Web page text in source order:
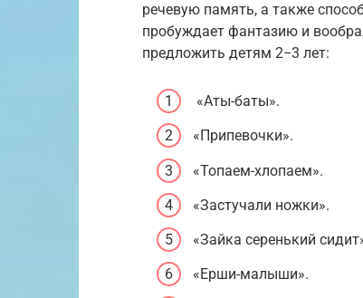
речевую память, а также
пробуждает фантазию и
предложить детям 2−3 лет:
«Аты-баты».
«Припевочки».
«Топаем-хлопаем».
«Застучали ножки».
«Зайка серенький
«Ерши-малыши».